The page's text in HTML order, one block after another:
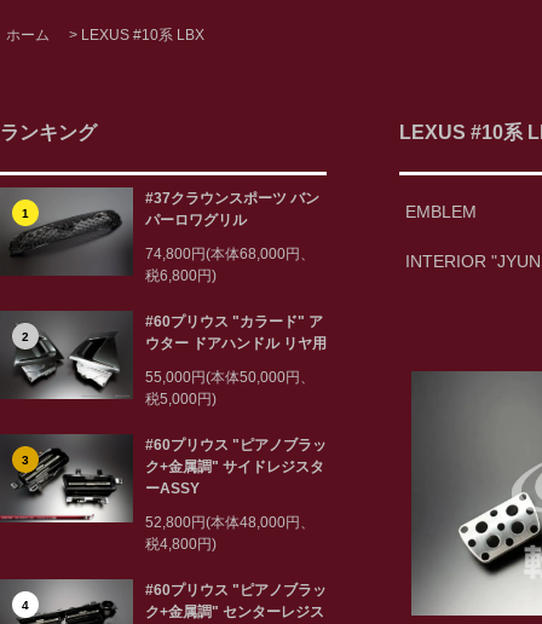
ホーム > LEXUS #10系 LBX
ランキング
1
#37クラウンスポーツ バン
パーロワグリル
74,800円(本体68,000円、
税6,800円)
2
#60プリウス "カラード" ア
ウター ドアハンドル リヤ用
55,000円(本体50,000円、
税5,000円)
3
#60プリウス "ピアノブラッ
ク+金属調" サイドレジスタ
ーASSY
52,800円(本体48,000円、
税4,800円)
4
#60プリウス "ピアノブラッ
ク+金属調" センターレジス
LEXUS #10系
EMBLEM
INTERIOR